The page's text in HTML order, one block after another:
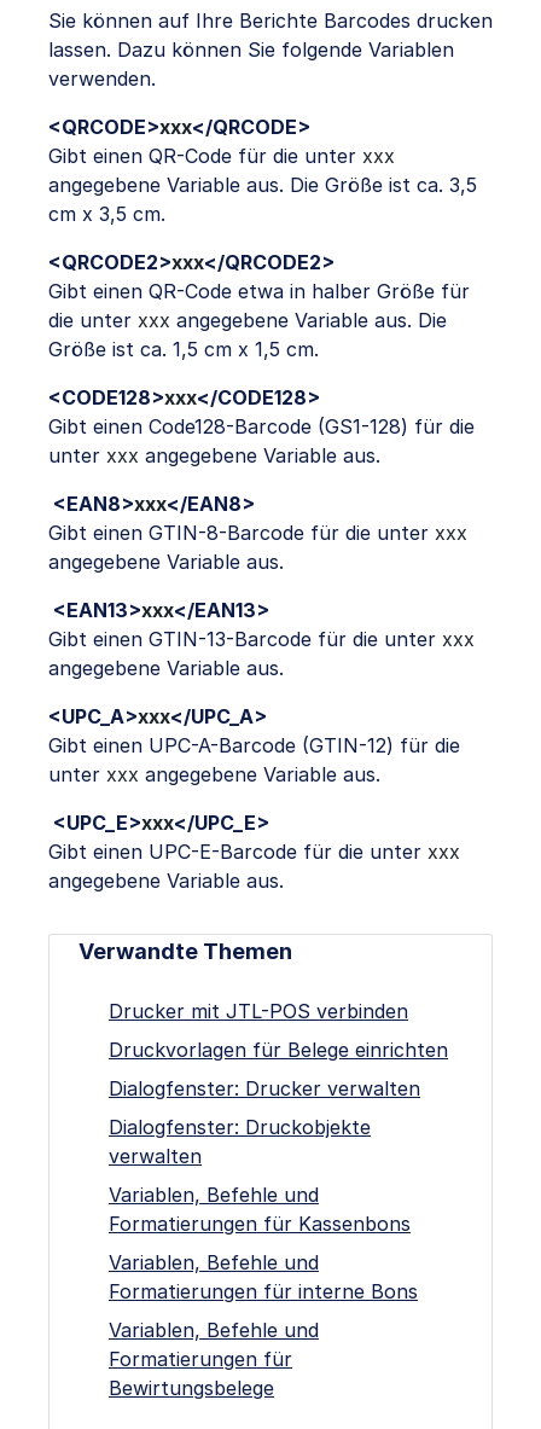
Sie können auf Ihre Berichte Barcodes drucken
lassen. Dazu können Sie folgende Variablen
verwenden.
<QRCODE>xxx</QRCODE>
Gibt einen QR-Code für die unter xxx
angegebene Variable aus. Die Größe ist ca. 3,5
cm x 3,5 cm.
<QRCODE2>xxx</QRCODE2>
Gibt einen QR-Code etwa in halber Größe für
die unter xxx angegebene Variable aus. Die
Größe ist ca. 1,5 cm x 1,5 cm.
<CODE128>xxx</CODE128>
Gibt einen Code128-Barcode (GS1-128) für die
unter xxx angegebene Variable aus.
<EAN8>xxx</EAN8>
Gibt einen GTIN-8-Barcode für die unter xxx
angegebene Variable aus.
<EAN13>xxx</EAN13>
Gibt einen GTIN-13-Barcode für die unter xxx
angegebene Variable aus.
<UPC_A>xxx</UPC_A>
Gibt einen UPC-A-Barcode (GTIN-12) für die
unter xxx angegebene Variable aus.
<UPC_E>xxx</UPC_E>
Gibt einen UPC-E-Barcode für die unter xxx
angegebene Variable aus.
Verwandte Themen
Drucker mit JTL-POS verbinden
Druckvorlagen für Belege einrichten
Dialogfenster: Drucker verwalten
Dialogfenster: Druckobjekte
verwalten
Variablen, Befehle und
Formatierungen für Kassenbons
Variablen, Befehle und
Formatierungen für interne Bons
Variablen, Befehle und
Formatierungen für
Bewirtungsbelege